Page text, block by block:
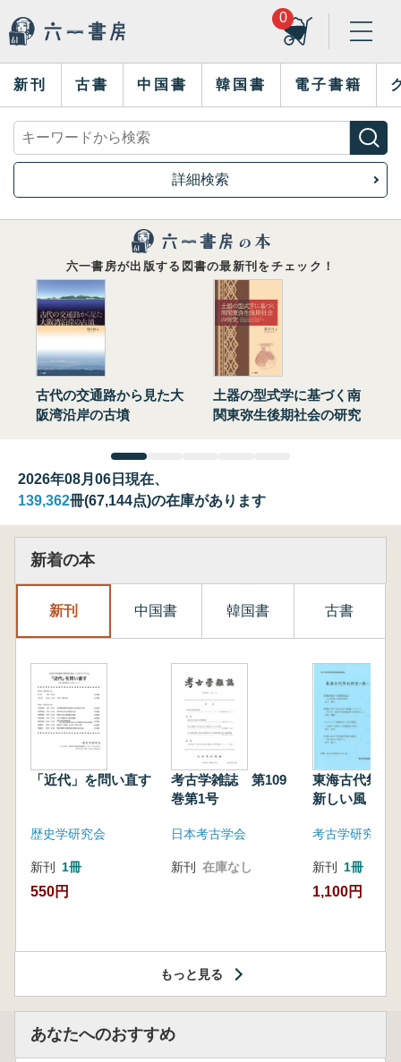
0
新刊 古書 中国書 韓国書 電子書籍
詳細検索
六一書房が出版する図書の最新刊をチェック！
古代の交通路から見た大
阪湾沿岸の古墳
土器の型式学に基づく南
関東弥生後期社会の研究
2026年08月06日現在、
139,362冊(67,144点)の在庫があります
新着の本
新刊 中国書 韓国書 古書
「近代」を問い直す
歴史学研究会
新刊 1冊
550円
考古学雑誌 第109
巻第1号
日本考古学会
新刊 在庫なし
東海古代祭祀
新しい風
考古学研究会
新刊 1冊
1,100円
もっと見る
あなたへのおすすめ